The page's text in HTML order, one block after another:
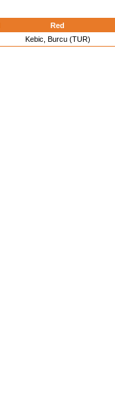
Red
Kebic, Burcu (TUR)